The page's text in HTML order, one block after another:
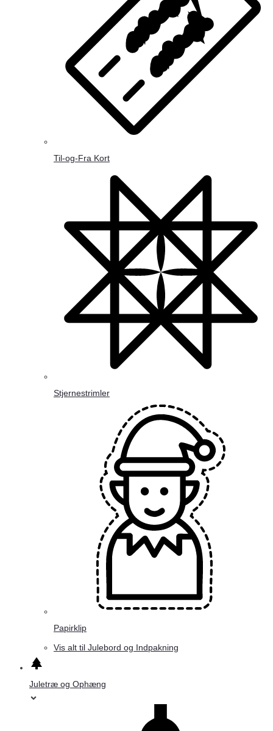
Til-og-Fra Kort
Stjernestrimler
Papirklip
Vis alt til Julebord og Indpakning
Juletræ og Ophæng